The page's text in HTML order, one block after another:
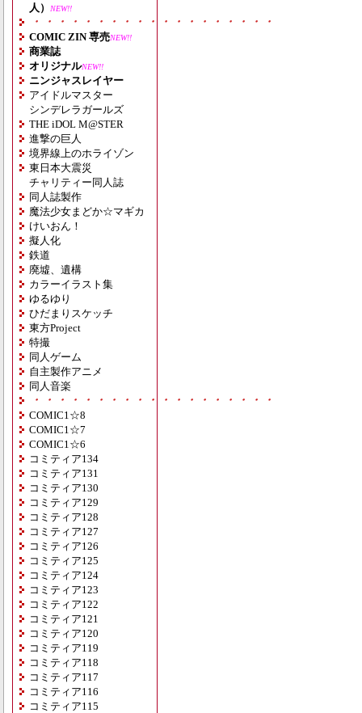
人）
NEW!!
・・・・・・・・・・・・・・・・・・・
COMIC ZIN 専売NEW!!
商業誌
オリジナルNEW!!
ニンジャスレイヤー
アイドルマスター
シンデレラガールズ
THE iDOL M@STER
進撃の巨人
境界線上のホライゾン
東日本大震災
チャリティー同人誌
同人誌製作
魔法少女まどか☆マギカ
けいおん！
擬人化
鉄道
廃墟、遺構
カラーイラスト集
ゆるゆり
ひだまりスケッチ
東方Project
特撮
同人ゲーム
自主製作アニメ
同人音楽
・・・・・・・・・・・・・・・・・・・
COMIC1☆8
COMIC1☆7
COMIC1☆6
コミティア134
コミティア131
コミティア130
コミティア129
コミティア128
コミティア127
コミティア126
コミティア125
コミティア124
コミティア123
コミティア122
コミティア121
コミティア120
コミティア119
コミティア118
コミティア117
コミティア116
コミティア115